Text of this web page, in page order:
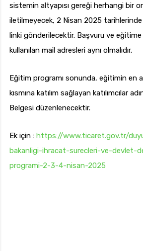
sistemin altyapısı gereği herhangi bir
iletilmeyecek, 2 Nisan 2025 tarihlerinde
linki gönderilecektir. Başvuru ve
kullanılan mail adresleri aynı olmalıdır.
Eğitim programı sonunda, eğitimin en
kısmına katılım sağlayan katılımcılar
Belgesi düzenlenecektir.
Ek için : https://www.ticaret.gov.tr/
bakanligi-ihracat-surecleri-ve-devlet-
programi-2-3-4-nisan-2025